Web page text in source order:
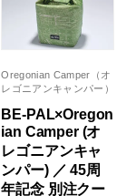
Oregonian Camper（オ
レゴニアンキャンパー）
BE-PAL×Oregon
ian Camper (オ
レゴニアンキャ
ンパー) ／ 45周
年記念 別注クー